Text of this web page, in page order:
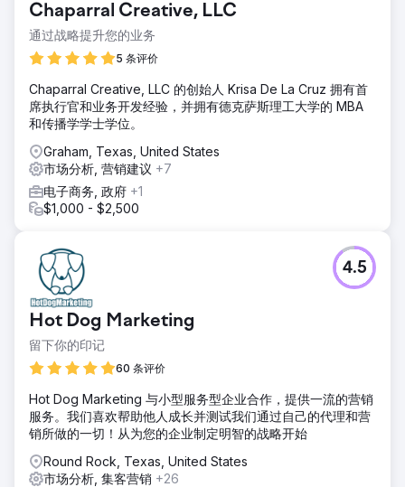
持续的承诺和反复的尝试。
解决方案
我们制定了全面的计划，整合了营销的各个方面：市场研究、
端的承诺确保了无缝执行和管理。构建、启动、成长的典范。
结果
部分不断测试品牌、定位和信息传递，快速学习，快速迭代，
并不断与客户校准。快速构建，战略性提升，实现指数级增
长。
Chaparral Creative, LLC
通过战略提升您的业务
5 条评价
Chaparral Creative, LLC 的创始人 Krisa De La Cruz 拥有首
席执行官和业务开发经验，并拥有德克萨斯理工大学的 MBA
和传播学学士学位。
Graham, Texas, United States
市场分析, 营销建议 +7
电子商务, 政府 +1
$1,000 - $2,500
Hot Dog Marketing
留下你的印记
60 条评价
4.5
Hot Dog Marketing 与小型服务型企业合作，提供一流的营销
服务。我们喜欢帮助他人成长并测试我们通过自己的代理和营
销所做的一切！从为您的企业制定明智的战略开始
Round Rock, Texas, United States
市场分析, 集客营销 +26